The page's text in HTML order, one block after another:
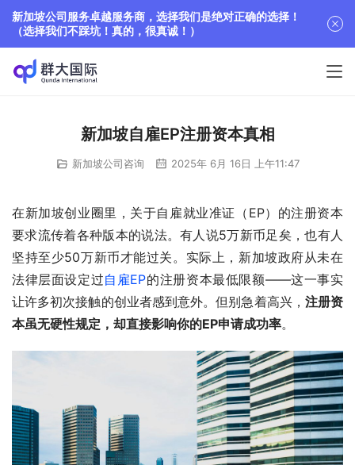
新加坡自雇EP注册资本真相
新加坡公司咨询 2025年 6月 16日 上午11:47
在新加坡创业圈里，关于自雇就业准证（EP）的注册资本
要求流传着各种版本的说法。有人说5万新币足矣，也有人
坚持至少50万新币才能过关。实际上，新加坡政府从未在
法律层面设定过自雇EP的注册资本最低限额——这一事实
让许多初次接触的创业者感到意外。但别急着高兴， 注册资
本虽无硬性规定，却直接影响你的EP申请成功率。
新加坡公司服务卓越服务商，选择我们是绝对正确的选择！
（选择我们不踩坑！真的，很真诚！）